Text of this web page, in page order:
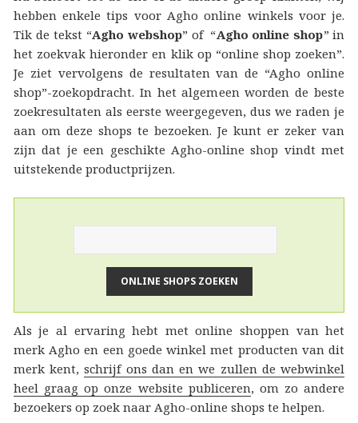
hebben enkele tips voor Agho online winkels voor je.
Tik de tekst “Agho webshop” of “Agho online shop” in
het zoekvak hieronder en klik op “online shop zoeken”.
Je ziet vervolgens de resultaten van de “Agho online
shop”-zoekopdracht. In het algemeen worden de beste
zoekresultaten als eerste weergegeven, dus we raden je
aan om deze shops te bezoeken. Je kunt er zeker van
zijn dat je een geschikte Agho-online shop vindt met
uitstekende productprijzen.
Als je al ervaring hebt met online shoppen van het
merk Agho en een goede winkel met producten van dit
merk kent,schrijf ons dan en we zullen de webwinkel
heel graag op onze website publiceren, om zo andere
bezoekers op zoek naar Agho-online shops te helpen.